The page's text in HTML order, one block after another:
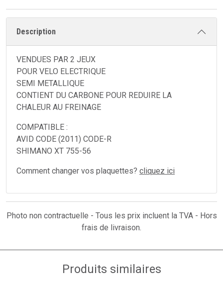
Description
VENDUES PAR 2 JEUX
POUR VELO ELECTRIQUE
SEMI METALLIQUE
CONTIENT DU CARBONE POUR REDUIRE LA
CHALEUR AU FREINAGE
COMPATIBLE :
AVID CODE (2011) CODE-R
SHIMANO XT 755-56
Comment changer vos plaquettes? cliquez ici
Photo non contractuelle - Tous les prix incluent la TVA - Hors
frais de livraison.
Produits similaires